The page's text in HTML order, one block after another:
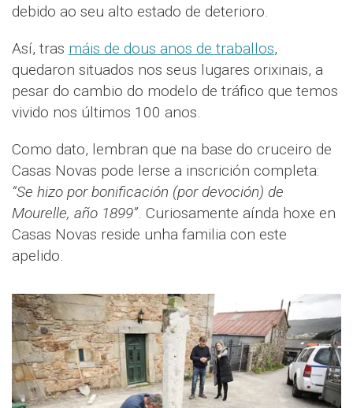
debido ao seu alto estado de deterioro.
Así, tras máis de dous anos de traballos,
quedaron situados nos seus lugares orixinais, a
pesar do cambio do modelo de tráfico que temos
vivido nos últimos 100 anos.
Como dato, lembran que na base do cruceiro de
Casas Novas pode lerse a inscrición completa:
“Se hizo por bonificación (por devoción) de
Mourelle, año 1899”. Curiosamente aínda hoxe en
Casas Novas reside unha familia con este
apelido.